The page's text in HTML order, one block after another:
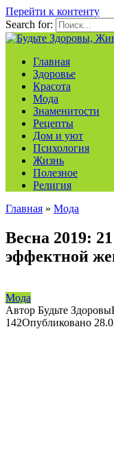
Перейти к контенту
Search for:
Главная
Здоровье
Красота
Мода
Знаменитости
Рецепты
Дом и уют
Психология
Жизнь
Полезное
Религия
Главная » Мода
Весна 2019:
эффектной
Мода
Автор Будьте Здоровы
142Опубликовано